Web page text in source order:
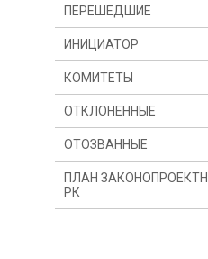
ПЕРЕШЕДШИЕ
С ПРОШЛОГО ГОДА
С ПРОШЛОЙ СЕССИИ
ИНИЦИАТОР
ПРЕЗИДЕНТ
ДЕПУТАТ(Ы)
ПРАВИТЕЛЬСТВО
КОМИТЕТЫ
КОМИТЕТ ПО
КОМИТЕТ ПО
КОМИТЕТ ПО
ОТКЛОНЕННЫЕ
ОТОЗВАННЫЕ
ПЛАН
РК